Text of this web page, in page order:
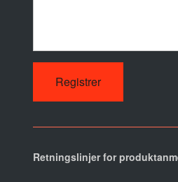
Retningslinjer for